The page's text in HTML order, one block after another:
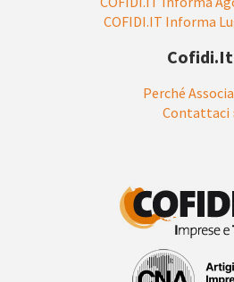
COFIDI.IT Informa
Cofidi.it
Perché
Contattaci